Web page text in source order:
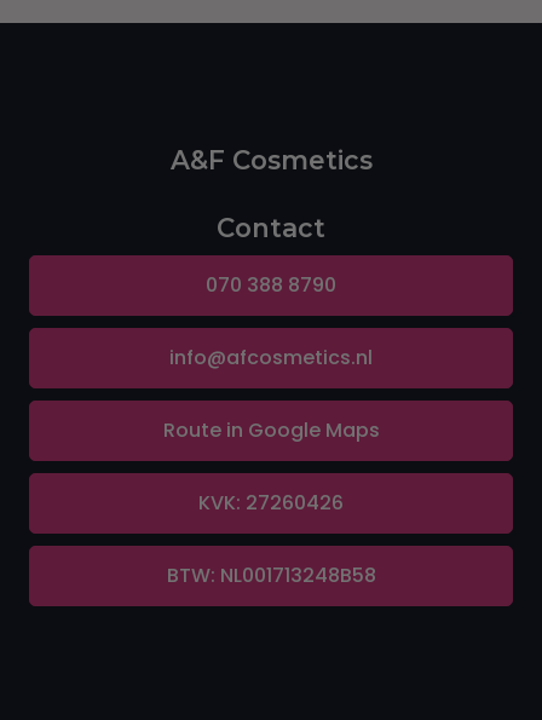
A&F Cosmetics
Contact
070 388 8790
info@afcosmetics.nl
Route in Google Maps
KVK: 27260426
BTW: NL001713248B58